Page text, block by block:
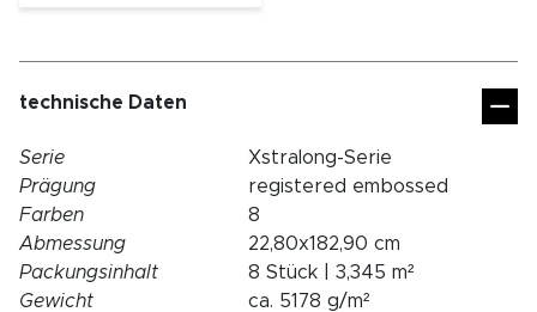
technische Daten
Serie
Xstralong-Serie
Prägung
registered embossed
Farben
8
Abmessung
22,80x182,90 cm
Packungsinhalt
8 Stück | 3,345 m²
Gewicht
ca. 5178 g/m²